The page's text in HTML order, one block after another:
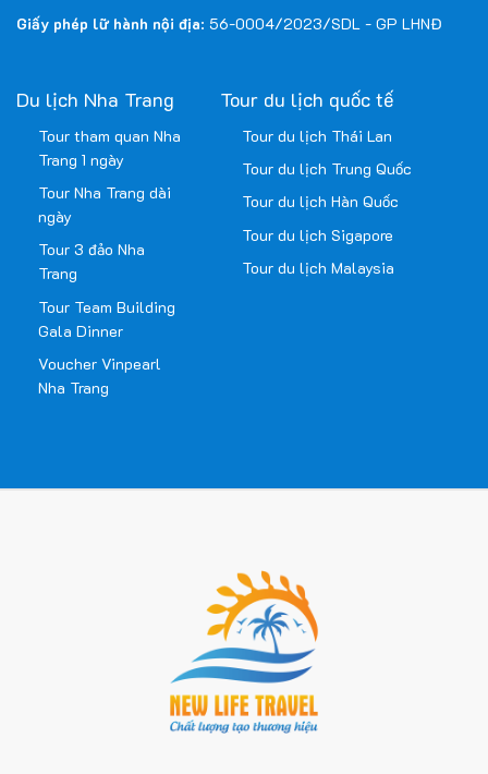
Giấy phép lữ hành nội địa: 56-0004/2023/SDL - GP LHNĐ
Du lịch Nha Trang
Tour tham quan Nha
Trang 1 ngày
Tour Nha Trang dài
ngày
Tour 3 đảo Nha
Trang
Tour Team Building
Gala Dinner
Voucher Vinpearl
Nha Trang
Tour du lịch quốc tế
Tour du lịch Thái Lan
Tour du lịch Trung Quốc
Tour du lịch Hàn Quốc
Tour du lịch Sigapore
Tour du lịch Malaysia